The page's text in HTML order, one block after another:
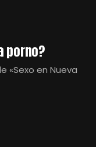
porno?
«Sexo en Nueva